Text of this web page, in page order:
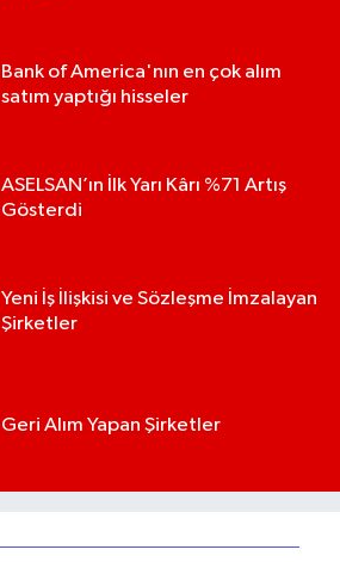
Bank of America'nın en çok alım
satım yaptığı hisseler
ASELSAN’ın İlk Yarı Kârı %71 Artış
Gösterdi
Yeni İş İlişkisi ve Sözleşme İmzalayan
Şirketler
Geri Alım Yapan Şirketler